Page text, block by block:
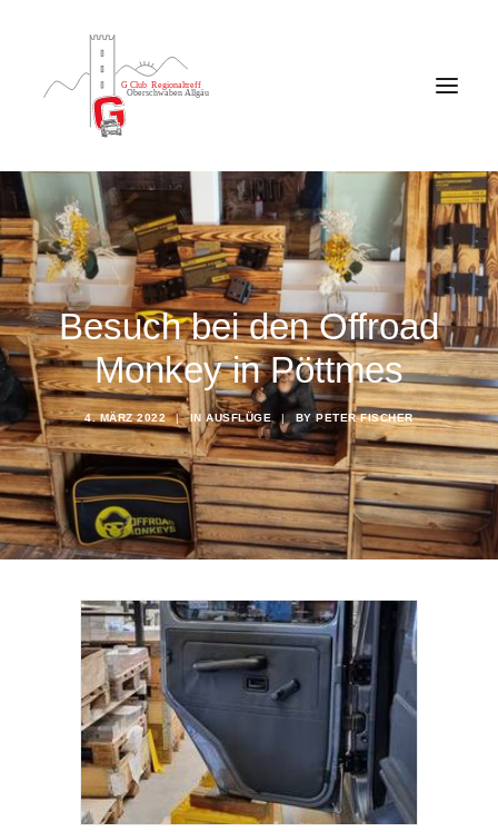
SEARCH
Besuch bei den Offroad
Monkey in Pöttmes
4. MÄRZ 2022 | INAUSFLÜGE | BYPETER FISCHER